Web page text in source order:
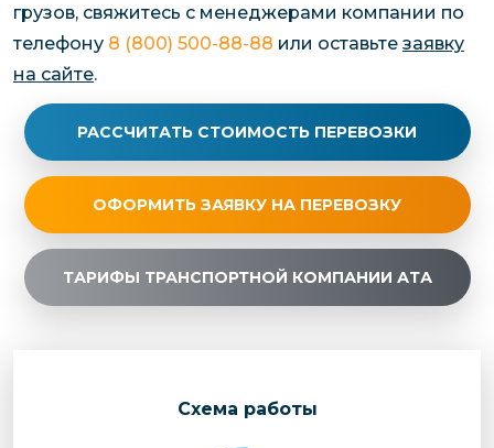
грузов, свяжитесь с менеджерами компании по
телефону 8 (800) 500-88-88 или оставьте заявку
на сайте.
РАССЧИТАТЬ СТОИМОСТЬ ПЕРЕВОЗКИ
ОФОРМИТЬ ЗАЯВКУ НА ПЕРЕВОЗКУ
ТАРИФЫ ТРАНСПОРТНОЙ КОМПАНИИ АТА
Cхема работы